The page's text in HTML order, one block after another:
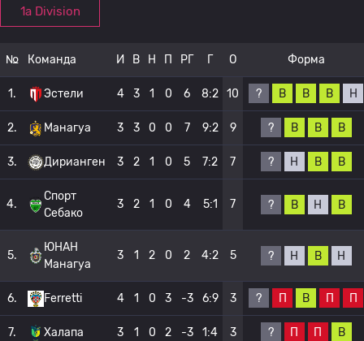
1a Division
№ Команда И В Н П РГ Г О Форма
1. Эстели 4 3 1 0 6 8:2 10 ? В В В Н
2. Манагуа 3 3 0 0 7 9:2 9 ? В В В
3. Дирианген 3 2 1 0 5 7:2 7 ? Н В В
4.
Спорт
Себако
3 2 1 0 4 5:1 7 ? В Н В
5.
ЮНАН
Манагуа
3 1 2 0 2 4:2 5 ? Н В Н
6. Ferretti 4 1 0 3 -3 6:9 3 ? П В П П
7. Халапа 3 1 0 2 -3 1:4 3 ? П П В